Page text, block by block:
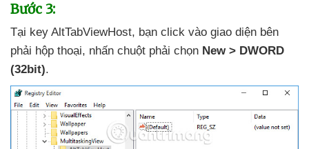
Bước 3:
Tại key AltTabViewHost, bạn click vào giao diện bên
phải hộp thoại, nhấn chuột phải chọn New > DWORD
(32bit).